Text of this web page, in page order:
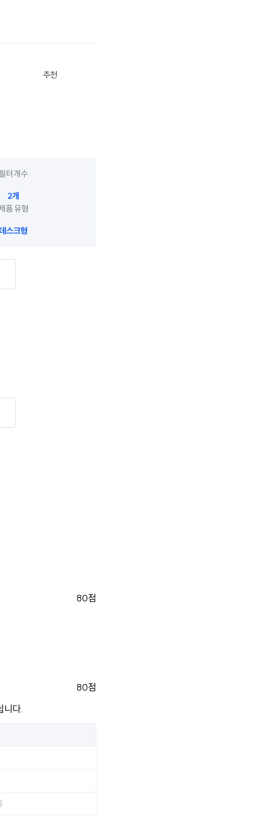
추천
터개수
2개
품 유형
스크형
80점
80점
니다.